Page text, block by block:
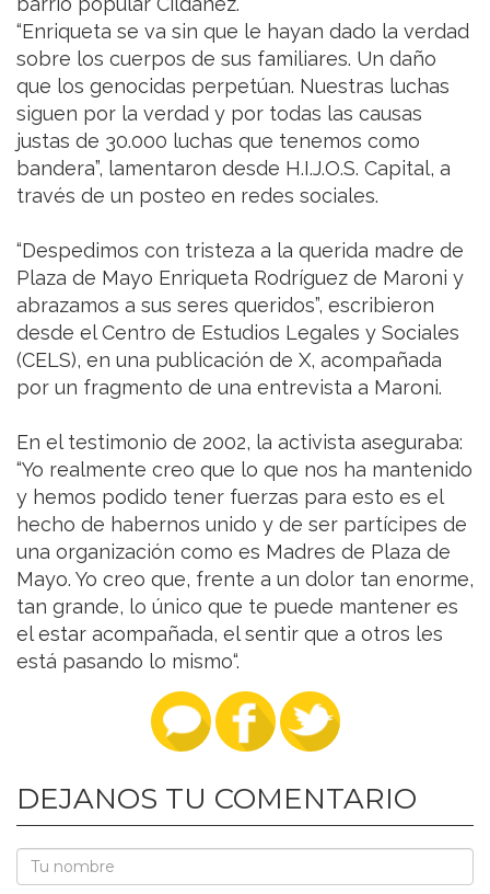
“Enriqueta se va sin que le hayan dado la verdad
sobre los cuerpos de sus familiares. Un daño
que los genocidas perpetúan. Nuestras luchas
siguen por la verdad y por todas las causas
justas de 30.000 luchas que tenemos como
bandera”, lamentaron desde H.I.J.O.S. Capital, a
través de un posteo en redes sociales.
“Despedimos con tristeza a la querida madre de
Plaza de Mayo Enriqueta Rodríguez de Maroni y
abrazamos a sus seres queridos”, escribieron
desde el Centro de Estudios Legales y Sociales
(CELS), en una publicación de X, acompañada
por un fragmento de una entrevista a Maroni.
En el testimonio de 2002, la activista aseguraba:
“Yo realmente creo que lo que nos ha mantenido
y hemos podido tener fuerzas para esto es el
hecho de habernos unido y de ser partícipes de
una organización como es Madres de Plaza de
Mayo. Yo creo que, frente a un dolor tan enorme,
tan grande, lo único que te puede mantener es
el estar acompañada, el sentir que a otros les
está pasando lo mismo“.
DEJANOS TU COMENTARIO